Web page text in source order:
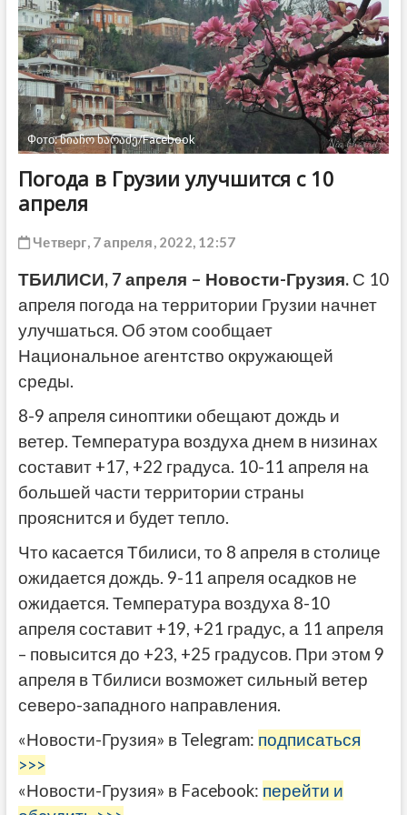
Фото: ნიაჩო ხარაძე/Facebook
Погода в Грузии улучшится с 10
апреля
Четверг, 7 апреля, 2022, 12:57
ТБИЛИСИ, 7 апреля – Новости-Грузия.С 10
апреля погода на территории Грузии начнет
улучшаться. Об этом сообщает
Национальное агентство окружающей
среды.
8-9 апреля синоптики обещают дождь и
ветер. Температура воздуха днем в низинах ​​
составит +17, +22 градуса. 10-11 апреля на
большей части территории страны
прояснится и будет тепло.
Что касается Тбилиси, то 8 апреля в столице
ожидается дождь. 9-11 апреля осадков не
ожидается. Температура воздуха 8-10
апреля составит +19, +21 градус, а 11 апреля
– повысится до +23, +25 градусов. При этом 9
апреля в Тбилиси возможет сильный ветер
северо-западного направления.
«Новости-Грузия» в Telegram: подписаться
>>>
«Новости-Грузия» в Facebook: перейти и